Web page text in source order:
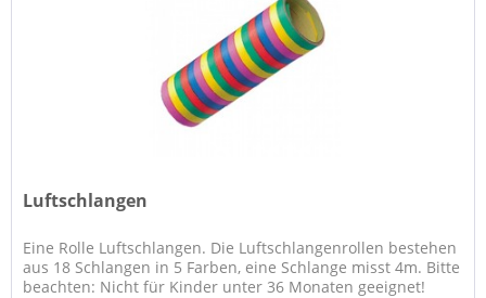
Luftschlangen
Eine Rolle Luftschlangen. Die Luftschlangenrollen bestehen
aus 18 Schlangen in 5 Farben, eine Schlange misst 4m. Bitte
beachten: Nicht für Kinder unter 36 Monaten geeignet!